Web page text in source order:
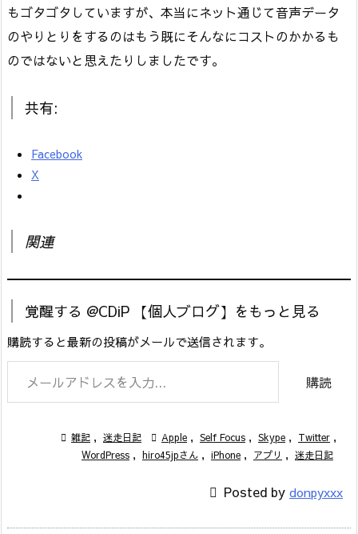
もゴタゴタしていますが、本当にネット通じて音声データ
のやりとりをするのはもう既にそんなにコストのかかるも
のではないと思えたりしましたです。
共有:
Facebook
X
関連
覚醒する @CDiP 【個人ブログ】をもっと見る
購読すると最新の投稿がメールで送信されます。
メールアドレスを入力...
購読
 雑記 , 迷走日記  Apple , Self Focus , Skype , Twitter ,
WordPress , hiro45jpさん , iPhone , アプリ , 迷走日記
 Posted by donpyxxx